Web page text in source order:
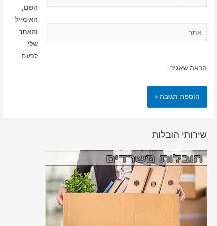
השם,
האימייל
והאתר
שלי
לפעם
הבאה שאגיב.
שירותי הובלות